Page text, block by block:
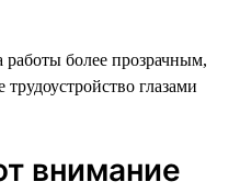
работы более прозрачным,
глазами
внимание